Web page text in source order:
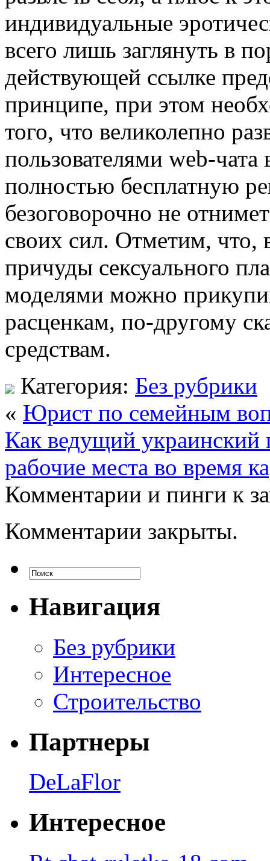
индивидуальные
всего лишь заглянуть в
действующей ссылке
принципе, при этом
того, что великолепно
пользователями web-
полностью бесплатную
безоговорочно не
своих сил. Отметим, что,
причуды сексуального
моделями можно
расценкам, по-другому
средствам.
Категория: Без рубрики
« Юрист по семейным
Как ведущий украинский
рабочие места во время
Комментарии и пинги к
Комментарии закрыты.
Навигация
Без рубрики
Интересное
Строительство
Партнеры
DeLaFlor
Интересное